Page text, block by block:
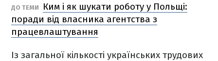
ДО ТЕМИ
Ким і як шукати роботу у Польщі:
поради від власника агентства з
працевлаштування
Із загальної кількості українських трудових